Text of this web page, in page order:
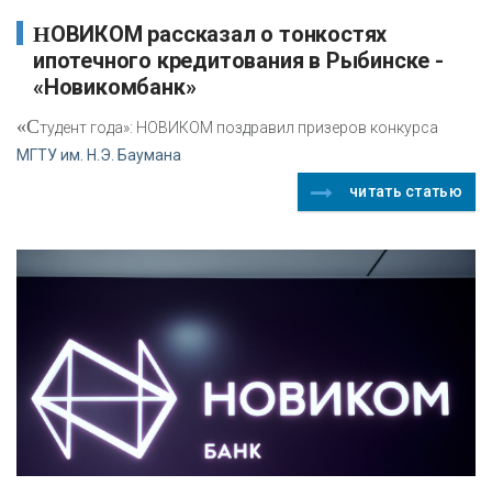
НОВИКОМ рассказал о тонкостях
ипотечного кредитования в Рыбинске -
«Новикомбанк»
«Студент года»: НОВИКОМ поздравил призеров конкурса
МГТУ им. Н.Э. Баумана
читать статью